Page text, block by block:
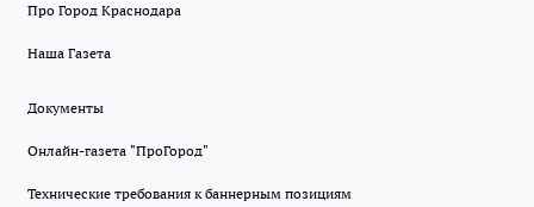
Про Город Краснодара
Наша Газета
Документы
Онлайн-газета "ПроГород"
Технические требования к баннерным позициям